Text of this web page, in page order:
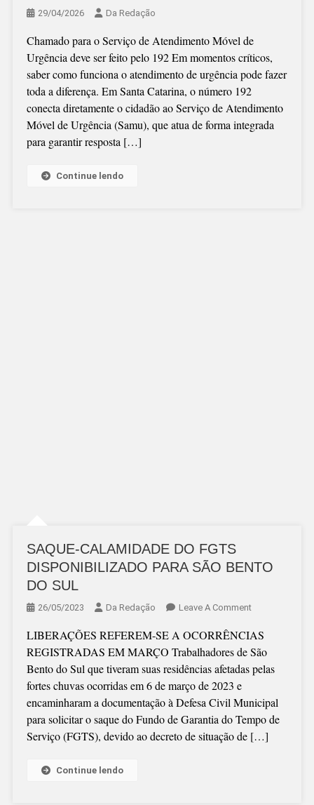
29/04/2026 Da Redação
Chamado para o Serviço de Atendimento Móvel de
Urgência deve ser feito pelo 192 Em momentos críticos,
saber como funciona o atendimento de urgência pode fazer
toda a diferença. Em Santa Catarina, o número 192
conecta diretamente o cidadão ao Serviço de Atendimento
Móvel de Urgência (Samu), que atua de forma integrada
para garantir resposta […]
Continue lendo
SAQUE-CALAMIDADE DO FGTS
DISPONIBILIZADO PARA SÃO BENTO
DO SUL
26/05/2023 Da Redação Leave A CommentOn
CALAMIDADE
DO
FGTS
PARA
SÃO
BENTO
LIBERAÇÕES REFEREM-SE A OCORRÊNCIAS
REGISTRADAS EM MARÇO Trabalhadores de São
Bento do Sul que tiveram suas residências afetadas pelas
fortes chuvas ocorridas em 6 de março de 2023 e
encaminharam a documentação à Defesa Civil Municipal
para solicitar o saque do Fundo de Garantia do Tempo de
Serviço (FGTS), devido ao decreto de situação de […]
Continue lendo